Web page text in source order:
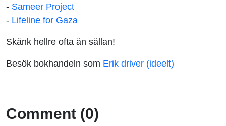
- Sameer Project
- Lifeline for Gaza
Skänk hellre ofta än sällan!
Besök bokhandeln som Erik driver (ideelt)
Comment (0)